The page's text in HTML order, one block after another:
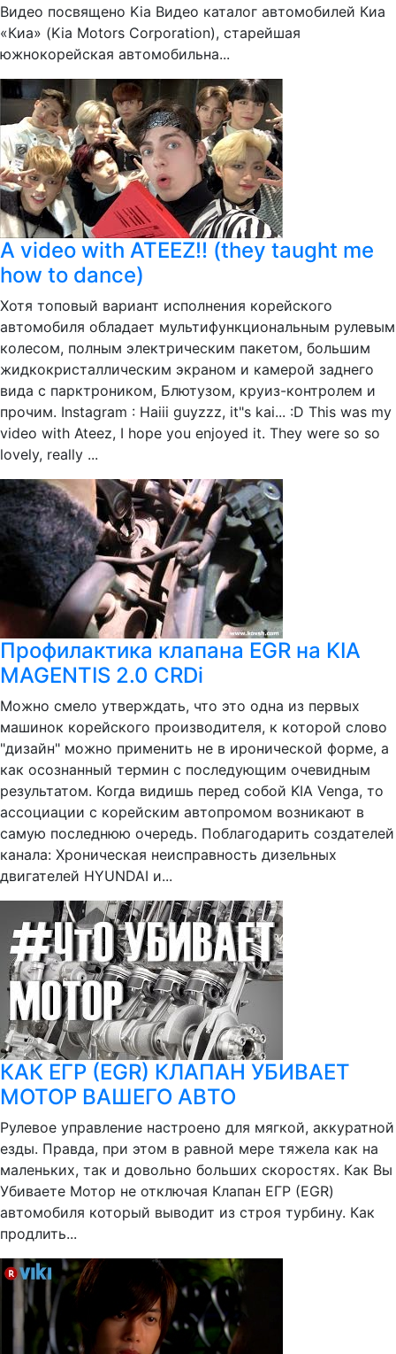
Видео посвящено Kia Видео каталог автомобилей Киа
«Киа» (Kia Motors Corporation), старейшая
южнокорейская автомобильна...
A video with ATEEZ!! (they taught me
how to dance)
Хотя топовый вариант исполнения корейского
автомобиля обладает мультифункциональным рулевым
колесом, полным электрическим пакетом, большим
жидкокристаллическим экраном и камерой заднего
вида с парктроником, Блютузом, круиз-контролем и
прочим. Instagram : Haiii guyzzz, it"s kai... :D This was my
video with Ateez, I hope you enjoyed it. They were so so
lovely, really ...
Профилактика клапана EGR на KIA
MAGENTIS 2.0 CRDi
Можно смело утверждать, что это одна из первых
машинок корейского производителя, к которой слово
"дизайн" можно применить не в иронической форме, а
как осознанный термин с последующим очевидным
результатом. Когда видишь перед собой KIA Venga, то
ассоциации с корейским автопромом возникают в
самую последнюю очередь. Поблагодарить создателей
канала: Хроническая неисправность дизельных
двигателей HYUNDAI и...
КАК ЕГР (EGR) КЛАПАН УБИВАЕТ
МОТОР ВАШЕГО АВТО
Рулевое управление настроено для мягкой, аккуратной
езды. Правда, при этом в равной мере тяжела как на
маленьких, так и довольно больших скоростях. Как Вы
Убиваете Мотор не отключая Клапан ЕГР (EGR)
автомобиля который выводит из строя турбину. Как
продлить...